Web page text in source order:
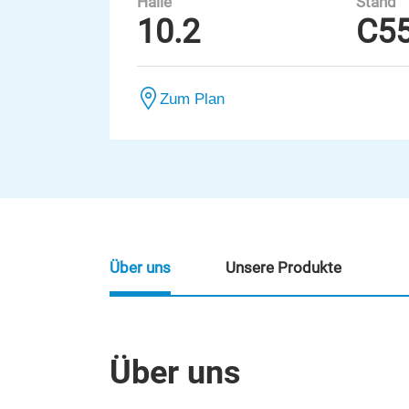
10.2
Zum Plan
Über uns
Über uns Unsere Produkte